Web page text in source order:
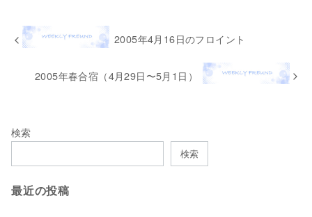
2005年4月16日のフロイント
2005年春合宿（4月29日〜5月1日）
検索
検索
最近の投稿